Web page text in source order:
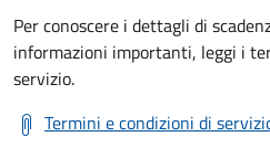
Per conoscere i dettagli di
informazioni importanti, leggi i
servizio.
Termini e condizioni di